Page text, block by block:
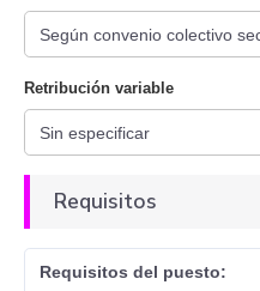
Retribución variable
Requisitos
Requisitos del puesto: